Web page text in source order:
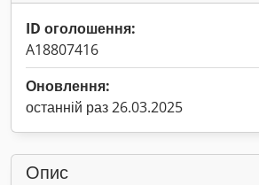
ID оголошення:
A18807416
Оновлення:
останній раз 26.03.2025
Опис